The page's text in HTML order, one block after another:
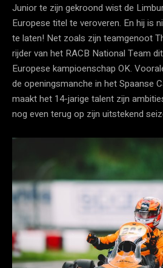
Junior te zijn gekroond wist de
Europese titel te veroveren. En hij is
te laten! Net zoals zijn teamgenoot
rijder van het RACB National Team
Europese kampioenschap OK.
de openingsmanche in het Spaanse
maakt het 14-jarige talent zijn
nog even terug op zijn uitstekend